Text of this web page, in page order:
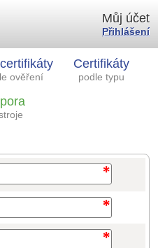
ověření
Certifikáty
podle typu
Můj účet
Přihlášení